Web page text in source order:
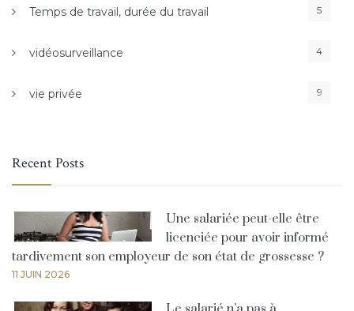
Temps de travail, durée du travail 5
vidéosurveillance 4
vie privée 9
Recent Posts
Une salariée peut-elle être
licenciée pour avoir informé
tardivement son employeur de son état de grossesse ?
11 JUIN 2026